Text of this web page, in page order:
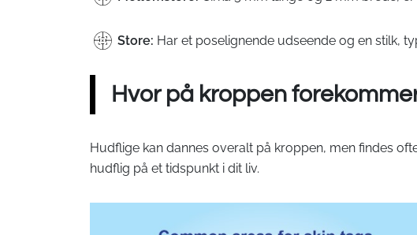
Store: Har et poselignende udseende og en stilk,
Hvor på kroppen
Hudflige kan dannes overalt på kroppen, men findes
hudflig på et tidspunkt i dit liv.